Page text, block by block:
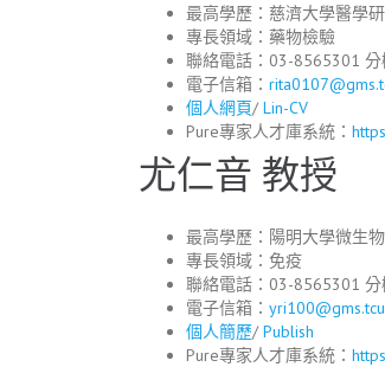
最高學歷：慈濟大學醫學
專長領域：藥物檢驗
聯絡電話：03-8565301
電子信箱：
個人網頁/Lin-CV
Pure專家人才庫系統：
尤仁音 教授
最高學歷：陽明大學微生
專長領域：免疫
聯絡電話：03-8565301
電子信箱：
個人簡歷/Publish
Pure專家人才庫系統：